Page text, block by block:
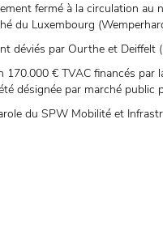
fermé à la circulation
du Luxembourg
déviés par Ourthe et Deiffelt
170.000 € TVAC financés par
désignée par marché public
du SPW Mobilité et